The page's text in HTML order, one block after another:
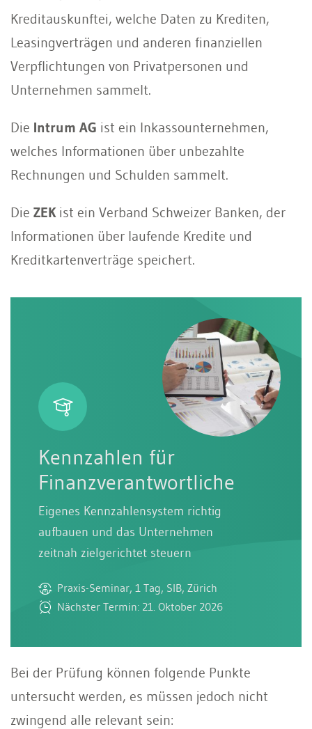
Kreditauskunftei, welche Daten zu Krediten,
Leasingverträgen und anderen finanziellen
Verpflichtungen von Privatpersonen und
Unternehmen sammelt.
Die Intrum AG ist ein Inkassounternehmen,
welches Informationen über unbezahlte
Rechnungen und Schulden sammelt.
Die ZEK ist ein Verband Schweizer Banken, der
Informationen über laufende Kredite und
Kreditkartenverträge speichert.
Kennzahlen für
Finanzverantwortliche
Eigenes Kennzahlensystem richtig
aufbauen und das Unternehmen
zeitnah zielgerichtet steuern
Praxis-Seminar, 1 Tag, SIB, Zürich
Nächster Termin: 21. Oktober 2026
Bei der Prüfung können folgende Punkte
untersucht werden, es müssen jedoch nicht
zwingend alle relevant sein: